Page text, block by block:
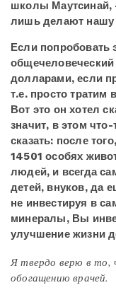
школы Маутсинай,
лишь делают нашу
Если попробовать
долларами, если
т.е. просто
Вот это он хотел
значит, в этом
сказать: после
14501 особях
людей, и всегда
детей, внуков, да
не инвестируя в
минералы, Вы
улучшение жизни
Я твердо верю в то,
обогащению врачей.